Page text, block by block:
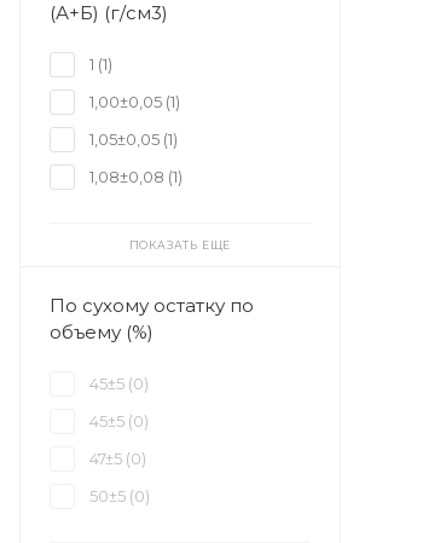
(А+Б) (г/см3)
1 (1)
1,00±0,05 (1)
1,05±0,05 (1)
1,08±0,08 (1)
ПОКАЗАТЬ ЕЩЕ
По сухому остатку по
объему (%)
45±5 (0)
45±5 (0)
47±5 (0)
50±5 (0)